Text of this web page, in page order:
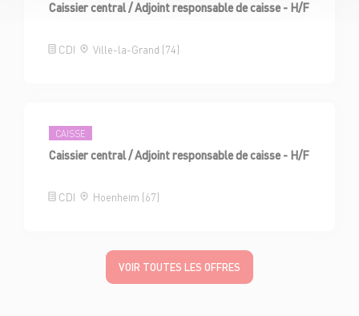
Caissier central / Adjoint responsable de caisse - H/F
CDI Ville-la-Grand (74)
CAISSE
Caissier central / Adjoint responsable de caisse - H/F
CDI Hoenheim (67)
VOIR TOUTES LES OFFRES